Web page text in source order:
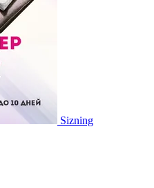
Sizning